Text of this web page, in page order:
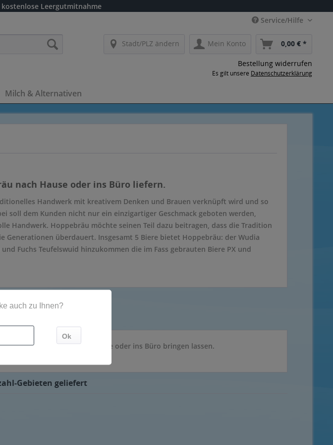
Leergutmitnahme
Service/Hilfe
Stadt/PLZ ändern Mein Konto 0,00 € *
Bestellung widerrufen
Es gilt unsere Datenschutzerklärung
Milch & Alternativen
nach Hause oder ins Büro liefern.
Handwerk mit kreativem Denken und Brauen verknüpft wird und so
soll dem Kunden nicht nur ein einzigartiger Geschmack geboten werden,
Handwerk. Hoppebräu möchte seinen Teil dazu beitragen, dass die Tradition
Generationen überdauert. Insgesamt 5 Biere bietet Hoppebräu: der Wudia
Fuchs Teufelswuid hinzukommen die im Fass gebrauten Biere PX und
und nach Hause oder ins Büro bringen lassen.
Gebieten geliefert